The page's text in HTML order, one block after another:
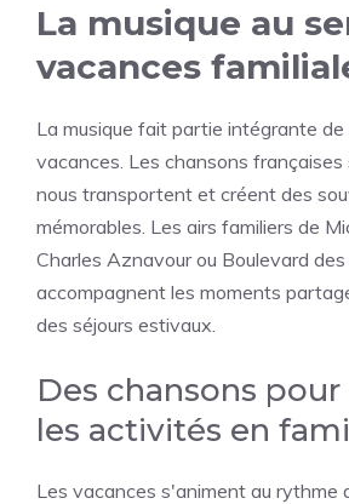
La musique au
vacances
La musique fait partie intégrante
vacances. Les chansons françaises
nous transportent et créent des
mémorables. Les airs familiers de
Charles Aznavour ou Boulevard
accompagnent les moments
des séjours estivaux.
Des chansons
les activités en
Les vacances s'animent au rythme